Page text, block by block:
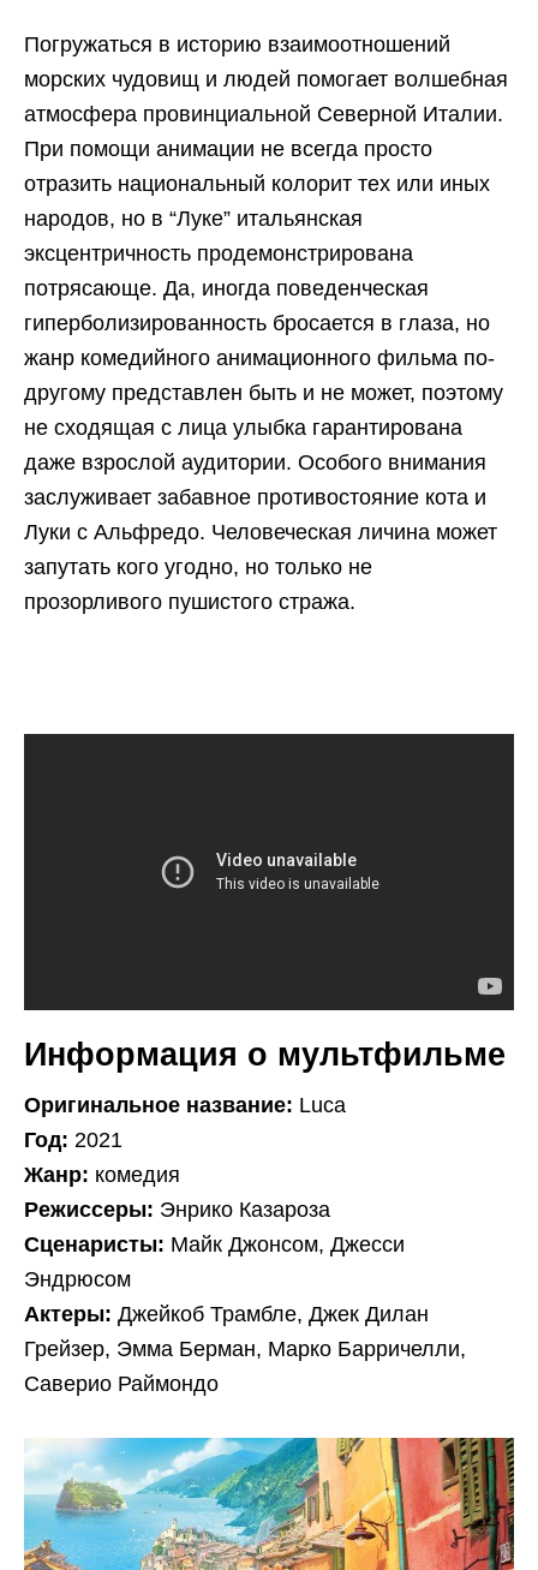
Погружаться в историю взаимоотношений
морских чудовищ и людей помогает волшебная
атмосфера провинциальной Северной Италии.
При помощи анимации не всегда просто
отразить национальный колорит тех или иных
народов, но в “Луке” итальянская
эксцентричность продемонстрирована
потрясающе. Да, иногда поведенческая
гиперболизированность бросается в глаза, но
жанр комедийного анимационного фильма по-
другому представлен быть и не может, поэтому
не сходящая с лица улыбка гарантирована
даже взрослой аудитории. Особого внимания
заслуживает забавное противостояние кота и
Луки с Альфредо. Человеческая личина может
запутать кого угодно, но только не
прозорливого пушистого стража.
Информация о мультфильме
Оригинальное название: Luca
Год: 2021
Жанр: комедия
Режиссеры: Энрико Казароза
Сценаристы: Майк Джонсом, Джесси
Эндрюсом
Актеры: Джейкоб Трамбле, Джек Дилан
Грейзер, Эмма Берман, Марко Барричелли,
Саверио Раймондо